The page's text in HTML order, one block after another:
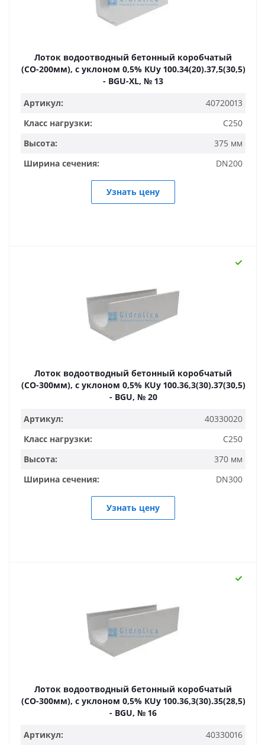
Лоток водоотводный бетонный коробчатый
(СО-200мм), с уклоном 0,5% КUу 100.34(20).37,5(30,5)
- BGU-XL, № 13
Артикул:
40720013
Класс нагрузки:
C250
Высота:
375 мм
Ширина сечения:
DN200
Узнать цену
Лоток водоотводный бетонный коробчатый
(СО-300мм), с уклоном 0,5% КUу 100.36,3(30).37(30,5)
- BGU, № 20
Артикул:
40330020
Класс нагрузки:
C250
Высота:
370 мм
Ширина сечения:
DN300
Узнать цену
Лоток водоотводный бетонный коробчатый
(СО-300мм), с уклоном 0,5% КUу 100.36,3(30).35(28,5)
- BGU, № 16
Артикул:
40330016